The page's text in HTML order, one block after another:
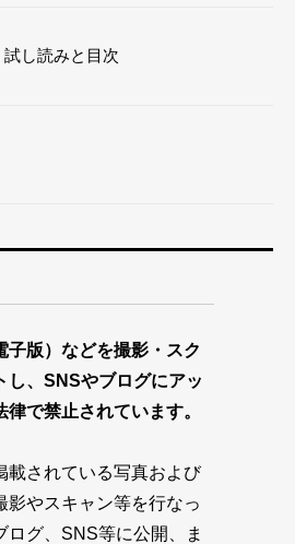
試し読みと目次
子版）などを撮影・スク
し、SNSやブログにアッ
律で禁止されています。
載されている写真および
影やスキャン等を行なっ
ログ、SNS等に公開、ま